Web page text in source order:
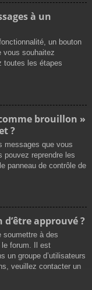
à un
un bouton
vous souhaitez
toutes les étapes
brouillon »
?
messages que vous
pouvez reprendre les
panneau de contrôle de
approuvé ?
soumettre à des
forum. Il est
un groupe d’utilisateurs
veuillez contacter un